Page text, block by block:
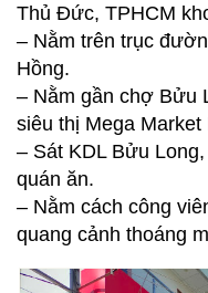
Thủ Đức, TPHCM
– Nằm trên trục
Hồng.
– Nằm gần chợ Bửu
siêu thị Mega Market
– Sát KDL Bửu
quán ăn.
– Nằm cách công
quang cảnh thoáng